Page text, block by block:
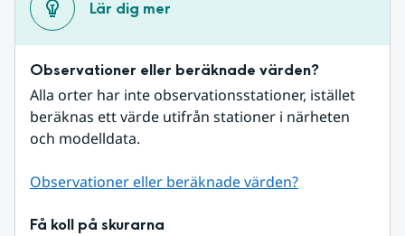
Lär dig mer
Observationer eller beräknade värden?
Alla orter har inte observationsstationer, istället
beräknas ett värde utifrån stationer i närheten
och modelldata.
Observationer eller beräknade värden?
Få koll på skurarna